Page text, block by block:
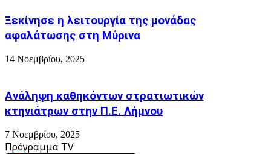
Ξεκίνησε η λειτουργία της μονάδας
αφαλάτωσης στη Μύρινα
14 Νοεμβρίου, 2025
Ανάληψη καθηκόντων στρατιωτικών
κτηνιάτρων στην Π.Ε. Λήμνου
7 Νοεμβρίου, 2025
Πρόγραμμα TV